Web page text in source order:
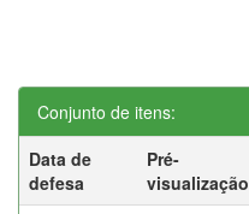
Conjunto de itens:
Data de
defesa
Pré-
visualização